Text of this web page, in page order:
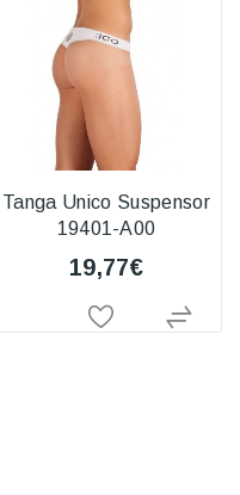
Tanga Unico Suspensor
19401-A00
19,77€